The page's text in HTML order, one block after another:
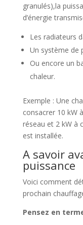
granulés),la
d’énergie
Les radiateurs
Un système de
Ou encore un
chaleur.
Exemple : Une
consacrer 10 kW
réseau et 2 kW à
est installée.
A savoir
puissance
Voici comment
prochain
Pensez en